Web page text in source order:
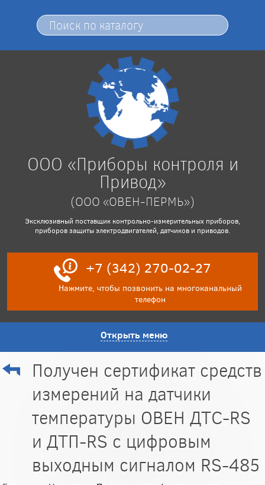
ООО «Приборы контроля и
Привод»
(ООО «ОВЕН-ПЕРМЬ»)
Эксклюзивный поставщик контрольно-измерительных приборов,
приборов защиты электродвигателей, датчиков и приводов.
+7 (342) 270-02-27
Нажмите, чтобы позвонить на многоканальный
телефон
Открыть меню
Получен сертификат средств
измерений на датчики
температуры ОВЕН ДТС-RS
и ДТП-RS c цифровым
выходным сигналом RS-485